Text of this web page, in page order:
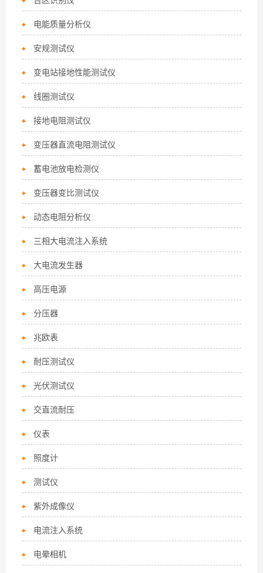
电能质量分析仪
安规测试仪
变电站接地性能测试仪
线圈测试仪
接地电阻测试仪
变压器直流电阻测试仪
蓄电池放电检测仪
变压器变比测试仪
动态电阻分析仪
三相大电流注入系统
大电流发生器
高压电源
分压器
兆欧表
耐压测试仪
光伏测试仪
交直流耐压
仪表
照度计
测试仪
紫外成像仪
电流注入系统
电晕相机